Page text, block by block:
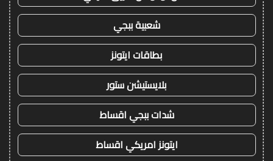
شعبية ببجي
بطاقات ايتونز
بلايستيشن ستور
شدات ببجي اقساط
ايتونز امريكي اقساط